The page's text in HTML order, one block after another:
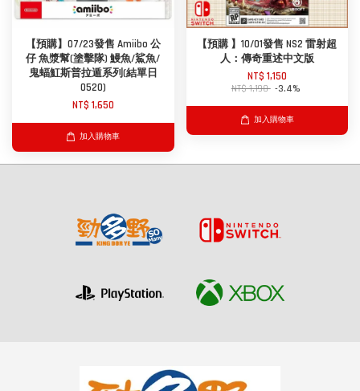
【預購】07/23發售 Amiibo 公
仔 魚漿幫(塗擊隊) 鰻魚/鯊魚/
鬼蝠魟斯普拉遁系列(結單日
0520)
NT$ 1,650
加入購物車
【預購 】10/01發售 NS2 雷射超
人：傳奇重述中文版
NT$ 1,150
NT$ 1,190 -3.4%
加入購物車